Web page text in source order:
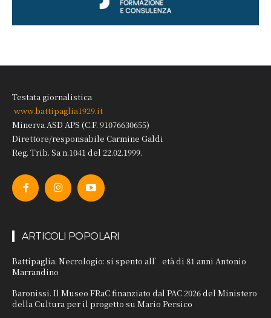
Testata giornalistica
www.battipaglia1929.it
Minerva ASD APS (C.F. 91076630655)
Direttore/responsabile Carmine Galdi
Reg. Trib. Sa n.1041 del 22.02.1999.
ARTICOLI POPOLARI
Battipaglia. Necrologio: si spento all’età di 81 anni Antonio
Marrandino
Baronissi. Il Museo FRaC finanziato dal PAC 2026 del Ministero
della Cultura per il progetto su Mario Persico